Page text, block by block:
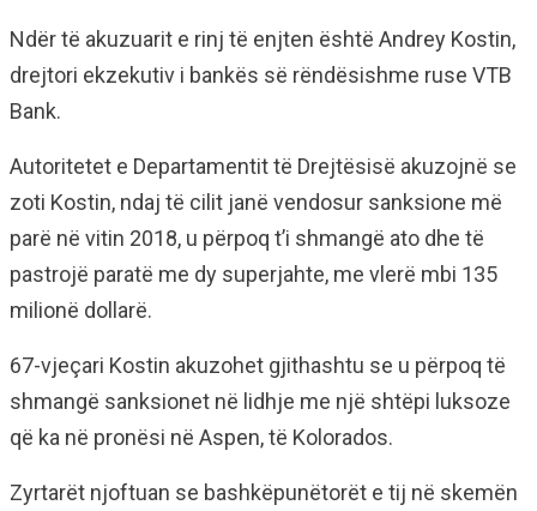
Ndër të akuzuarit e rinj të enjten është Andrey Kostin,
drejtori ekzekutiv i bankës së rëndësishme ruse VTB
Bank.
Autoritetet e Departamentit të Drejtësisë akuzojnë se
zoti Kostin, ndaj të cilit janë vendosur sanksione më
parë në vitin 2018, u përpoq t’i shmangë ato dhe të
pastrojë paratë me dy superjahte, me vlerë mbi 135
milionë dollarë.
67-vjeçari Kostin akuzohet gjithashtu se u përpoq të
shmangë sanksionet në lidhje me një shtëpi luksoze
që ka në pronësi në Aspen, të Kolorados.
Zyrtarët njoftuan se bashkëpunëtorët e tij në skemën